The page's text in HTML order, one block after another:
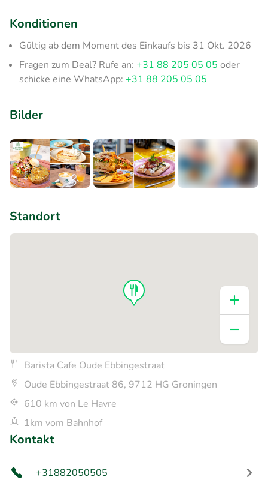
Konditionen
Gültig ab dem Moment des Einkaufs bis 31 Okt. 2026
Fragen zum Deal? Rufe an: +31 88 205 05 05 oder
schicke eine WhatsApp: +31 88 205 05 05
Bilder
Standort
Barista Cafe Oude Ebbingestraat
Oude Ebbingestraat 86, 9712 HG Groningen
610 km von Le Havre
1km vom Bahnhof
Kontakt
+31882050505